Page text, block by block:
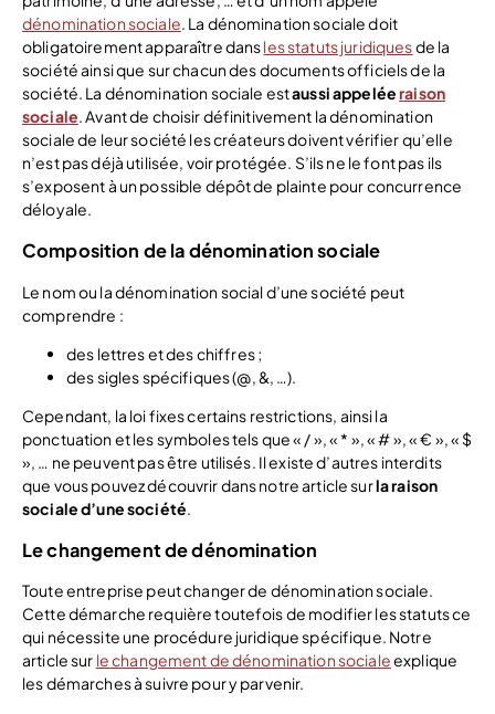
dénomination sociale. La dénomination sociale doit
obligatoirement apparaître dansles statuts juridiquesde la
société ainsi que sur chacun des documents officiels de la
société. La dénomination sociale estaussi appeléeraison
sociale. Avant de choisir définitivement la dénomination
sociale de leur société les créateurs doivent vérifier qu’elle
n’est pas déjà utilisée, voir protégée. S’ils ne le font pas ils
s’exposent à un possible dépôt de plainte pour concurrence
déloyale.
Composition de la dénomination sociale
Le nom ou la dénomination social d’une société peut
comprendre :
des lettres et des chiffres ;
des sigles spécifiques (@, &, …).
Cependant, la loi fixes certains restrictions, ainsi la
ponctuation et les symboles tels que « / », « * », « # », « € », « $
», … ne peuvent pas être utilisés. Il existe d’autres interdits
que vous pouvez découvrir dans notre article surla raison
sociale d’une société
Le changement de dénomination
Toute entreprise peut changer de dénomination sociale.
Cette démarche requière toutefois de modifier les statuts ce
qui nécessite une procédure juridique spécifique. Notre
article sur le changement de dénomination socialeexplique
les démarches à suivre pour y parvenir.